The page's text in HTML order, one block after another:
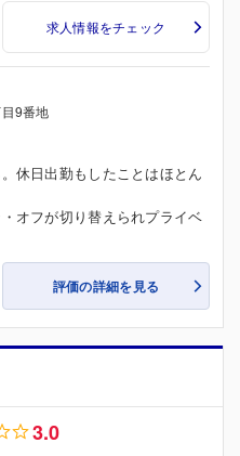
求人情報をチェック
9番地
休日出勤もしたことはほとん
オフが切り替えられプライベ
評価の詳細を見る
3.0